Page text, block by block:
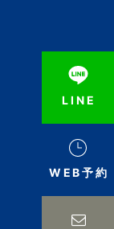
LINE
WEB予約